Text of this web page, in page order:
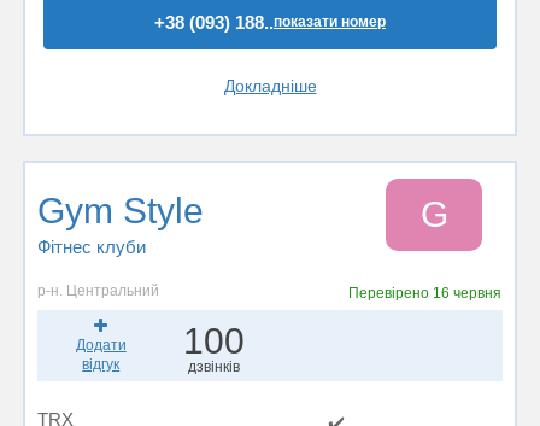
+38 (093) 188..показати номер
Докладніше
Gym Style
Фітнес клуби
G
р-н. Центральний Перевірено 16 червня
Додати
відгук
100
дзвінків
TRX